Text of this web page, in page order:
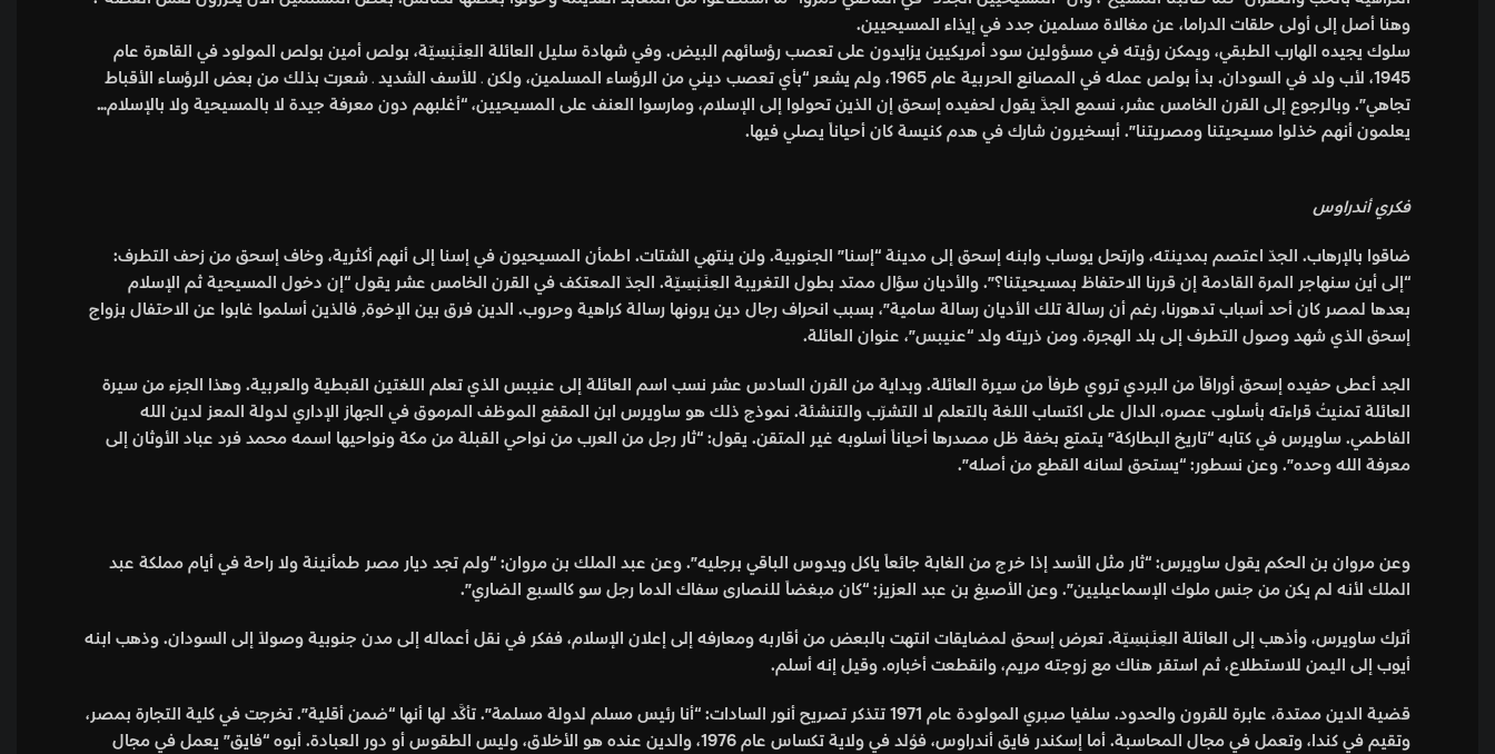
وهنا أصل إلى أولى حلقات الدراما، عن مغالاة مسلمين جدد في إيذاء المسيحيين.
سلوك يجيده الهارب الطبقي، ويمكن رؤيته في مسؤولين سود أمريكيين يزايدون على تعصب رؤسائهم البيض. وفي شهادة سليل العائلة العِنَـبْسِيّة، بولص أمين بولص المولود في القاهرة عام
1945، لأب ولد في السودان. بدأ بولص عمله في المصانع الحربية عام 1965، ولم يشعر “بأي تعصب ديني من الرؤساء المسلمين، ولكن ـ للأسف الشديد ـ شعرت بذلك من بعض الرؤساء الأقباط
تجاهي”. وبالرجوع إلى القرن الخامس عشر، نسمع الجدَّ يقول لحفيده إسحق إن الذين تحولوا إلى الإسلام، ومارسوا العنف على المسيحيين، “أغلبهم دون معرفة جيدة لا بالمسيحية ولا بالإسلام…
يعلمون أنهم خذلوا مسيحيتنا ومصريتنا”. أبسخيرون شارك في هدم كنيسة كان أحياناً يصلي فيها.
فكري أندراوس
ضاقوا بالإرهاب. الجدّ اعتصم بمدينته، وارتحل يوساب وابنه إسحق إلى مدينة “إسنا” الجنوبية. ولن ينتهي الشتات. اطمأن المسيحيون في إسنا إلى أنهم أكثرية، وخاف إسحق من زحف التطرف:
“إلى أين سنهاجر المرة القادمة إن قررنا الاحتفاظ بمسيحيتنا؟”. والأديان سؤال ممتد بطول التغريبة العِنَـبْسِيّة. الجدّ المعتكف في القرن الخامس عشر يقول “إن دخول المسيحية ثم الإسلام
بعدها لمصر كان أحد أسباب تدهورنا، رغم أن رسالة تلك الأديان رسالة سامية”، بسبب انحراف رجال دين يرونها رسالة كراهية وحروب. الدين فرق بين الإخوة٫ فالذين أسلموا غابوا عن الاحتفال بزواج
إسحق الذي شهد وصول التطرف إلى بلد الهجرة. ومن ذريته ولد “عنيبس”، عنوان العائلة.
الجد أعطى حفيده إسحق أوراقاً من البردي تروي طرفاً من سيرة العائلة. وبداية من القرن السادس عشر نسب اسم العائلة إلى عنيبس الذي تعلم اللغتين القبطية والعربية. وهذا الجزء من سيرة
العائلة تمنيتُ قراءته بأسلوب عصره، الدال على اكتساب اللغة بالتعلم لا التشرّب والتنشئة. نموذج ذلك هو ساويرس ابن المقفع الموظف المرموق في الجهاز الإداري لدولة المعز لدين الله
الفاطمي. ساويرس في كتابه “تاريخ البطاركة” يتمتع بخفة ظل مصدرها أحياناً أسلوبه غير المتقن. يقول: “ثار رجل من العرب من نواحي القبلة من مكة ونواحيها اسمه محمد فرد عباد الأوثان إلى
معرفة الله وحده”. وعن نسطور: “يستحق لسانه القطع من أصله”.
وعن مروان بن الحكم يقول ساويرس: “ثار مثل الأسد إذا خرج من الغابة جائعاً ياكل ويدوس الباقي برجليه”. وعن عبد الملك بن مروان: “ولم تجد ديار مصر طمأنينة ولا راحة في أيام مملكة عبد
الملك لأنه لم يكن من جنس ملوك الإسماعيليين”. وعن الأصبغ بن عبد العزيز: “كان مبغضاً للنصارى سفاك الدما رجل سو كالسبع الضاري”.
أترك ساويرس، وأذهب إلى العائلة العِنَـبْسِيّة. تعرض إسحق لمضايقات انتهت بالبعض من أقاربه ومعارفه إلى إعلان الإسلام، ففكر في نقل أعماله إلى مدن جنوبية وصولاً إلى السودان. وذهب ابنه
أيوب إلى اليمن للاستطلاع، ثم استقر هناك مع زوجته مريم، وانقطعت أخباره. وقيل إنه أسلم.
قضية الدين ممتدة، عابرة للقرون والحدود. سلفيا صبري المولودة عام 1971 تتذكر تصريح أنور السادات: “أنا رئيس مسلم لدولة مسلمة”. تأكَّد لها أنها “ضمن أقلية”. تخرجت في كلية التجارة بمصر،
وتقيم في كندا، وتعمل في مجال المحاسبة. أما إسكندر فايق أندراوس، فوُلد في ولاية تكساس عام 1976، والدين عنده هو الأخلاق، وليس الطقوس أو دور العبادة. أبوه “فايق” يعمل في مجال